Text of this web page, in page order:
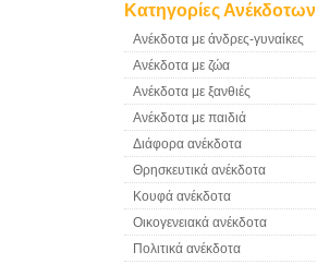
Κατηγορίες Ανέκδοτων
Ανέκδοτα με άνδρες-γυναίκες
Ανέκδοτα με ζώα
Ανέκδοτα με ξανθιές
Ανέκδοτα με παιδιά
Διάφορα ανέκδοτα
Θρησκευτικά ανέκδοτα
Κουφά ανέκδοτα
Οικογενειακά ανέκδοτα
Πολιτικά ανέκδοτα